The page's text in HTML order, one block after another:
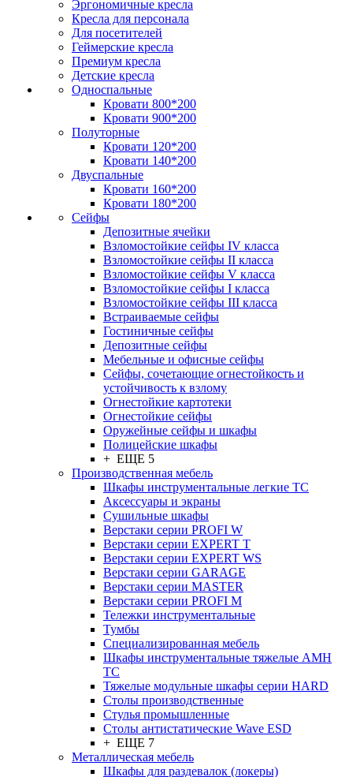
Эргономичные кресла
Кресла для персонала
Для посетителей
Геймерские кресла
Премиум кресла
Детские кресла
Односпальные
Кровати 800*200
Кровати 900*200
Полуторные
Кровати 120*200
Кровати 140*200
Двуспальные
Кровати 160*200
Кровати 180*200
Сейфы
Депозитные ячейки
Взломостойкие сейфы IV класса
Взломостойкие сейфы II класса
Взломостойкие сейфы V класса
Взломостойкие сейфы I класса
Взломостойкие сейфы III класса
Встраиваемые сейфы
Гостиничные сейфы
Депозитные сейфы
Мебельные и офисные сейфы
Сейфы, сочетающие огнестойкость и
устойчивость к взлому
Огнестойкие картотеки
Огнестойкие сейфы
Оружейные сейфы и шкафы
Полицейские шкафы
+ ЕЩЕ 5
Производственная мебель
Шкафы инструментальные легкие ТС
Аксессуары и экраны
Cушильные шкафы
Верстаки серии PROFI W
Верстаки серии EXPERT T
Верстаки серии EXPERT WS
Верстаки серии GARAGE
Верстаки серии MASTER
Верстаки серии PROFI M
Тележки инструментальные
Тумбы
Cпециализированная мебель
Шкафы инструментальные тяжелые AMH
TC
Тяжелые модульные шкафы серии HARD
Столы производственные
Стулья промышленные
Столы антистатические Wave ESD
+ ЕЩЕ 7
Металлическая мебель
Шкафы для раздевалок (локеры)